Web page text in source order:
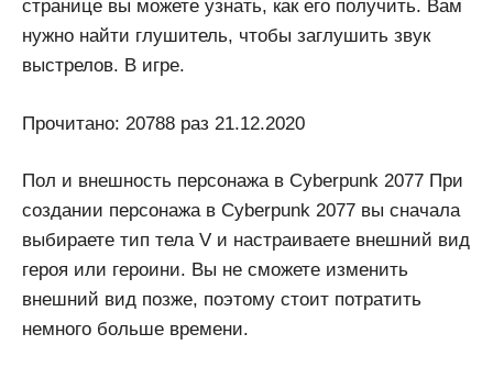
странице вы можете узнать, как его получить. Вам
нужно найти глушитель, чтобы заглушить звук
выстрелов. В игре.
Прочитано: 20788 раз 21.12.2020
Пол и внешность персонажа в Cyberpunk 2077 При
создании персонажа в Cyberpunk 2077 вы сначала
выбираете тип тела V и настраиваете внешний вид
героя или героини. Вы не сможете изменить
внешний вид позже, поэтому стоит потратить
немного больше времени.